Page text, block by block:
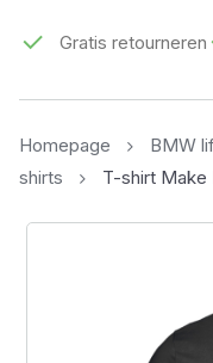
Gratis retourneren
Homepage BMW
shirts
T-shirt Make